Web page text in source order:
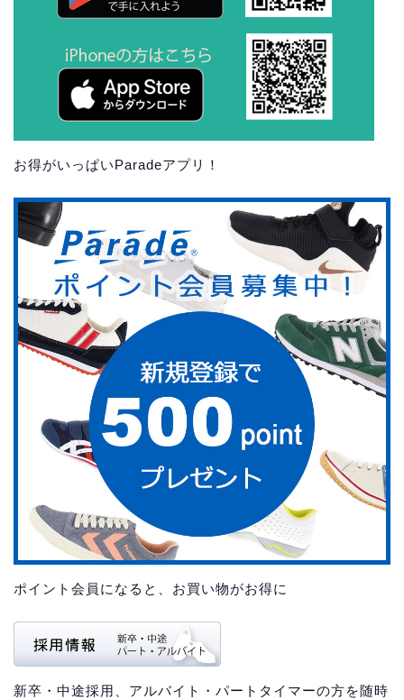
お得がいっぱいParadeアプリ！
ポイント会員になると、お買い物がお得に
新卒・中途採用、アルバイト・パートタイマーの方を随時